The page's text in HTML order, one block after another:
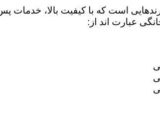
است که با کیفیت بالا، خدمات
عبارت اند از: